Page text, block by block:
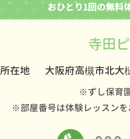
おひとり1回の無料
寺田
所在地 大阪府高槻市北
※ずし保育
※部屋番号は体験レッスン